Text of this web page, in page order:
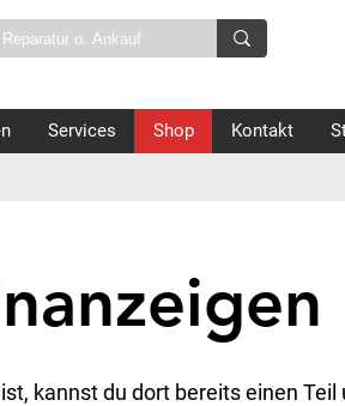
Services Shop Kontakt
kannst du dort bereits einen